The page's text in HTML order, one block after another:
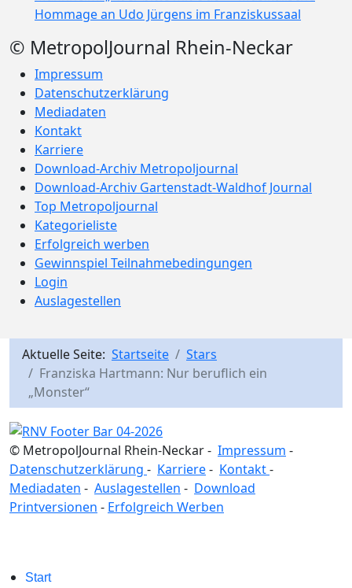
Hommage an Udo Jürgens im Franziskussaal
© MetropolJournal Rhein-Neckar
Impressum
Datenschutzerklärung
Mediadaten
Kontakt
Karriere
Download-Archiv Metropoljournal
Download-Archiv Gartenstadt-Waldhof Journal
Top Metropoljournal
Kategorieliste
Erfolgreich werben
Gewinnspiel Teilnahmebedingungen
Login
Auslagestellen
Aktuelle Seite: Startseite
Stars
Franziska Hartmann: Nur beruflich ein
„Monster“
© MetropolJournal Rhein-Neckar - Impressum -
Datenschutzerklärung - Karriere- Kontakt-
Mediadaten - Auslagestellen - Download
Printversionen - Erfolgreich Werben
Start